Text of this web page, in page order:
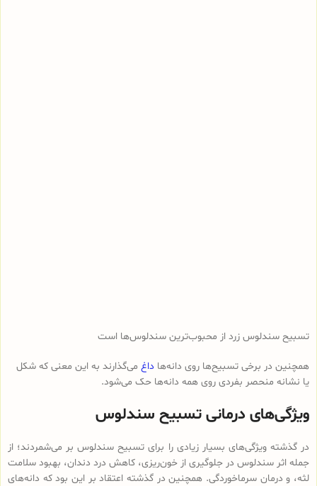
تسبیح سندلوس زرد از محبوب‌ترین سندلوس‌ها است
همچنین در برخی تسبیح‌ها روی دانه‌ها داغ می‌گذارند به این معنی که شکل
یا نشانه منحصر بفردی روی همه دانه‌ها حک می‌شود.
ویژگی‌های درمانی تسبیح سندلوس
در گذشته ویژگی‌های بسیار زیادی را برای تسبیح سندلوس بر می‌شمردند؛ از
جمله اثر سندلوس در جلوگیری از خون‌ریزی، کاهش درد دندان، بهبود سلامت
لثه، و درمان سرماخوردگی. همچنین در گذشته اعتقاد بر این بود که دانه‌های